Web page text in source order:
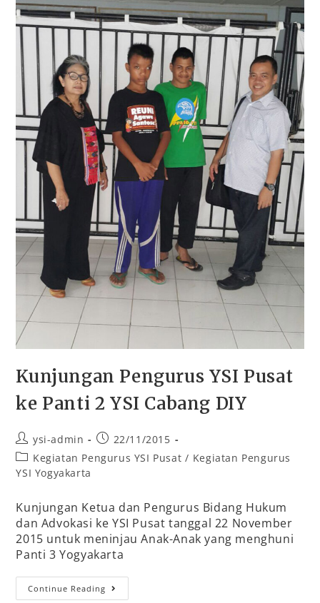
Kunjungan Pengurus YSI Pusat
ke Panti 2 YSI Cabang DIY
ysi-admin
22/11/2015
Kegiatan Pengurus YSI Pusat / Kegiatan Pengurus
YSI Yogyakarta
Kunjungan Ketua dan Pengurus Bidang Hukum
dan Advokasi ke YSI Pusat tanggal 22 November
2015 untuk meninjau Anak-Anak yang menghuni
Panti 3 Yogyakarta
Continue Reading